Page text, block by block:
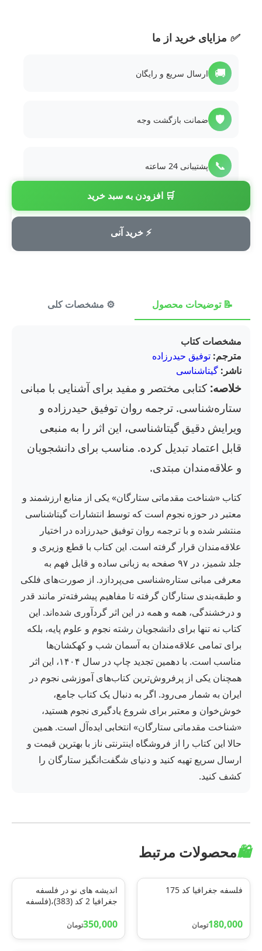
🛒 افزودن به سبد خرید
⚡ خرید آنی
✅ مزایای خرید از ما
🚚 ارسال سریع و رایگان
🛡️ ضمانت بازگشت وجه
📞 پشتیبانی 24 ساعته
💳 پرداخت امن
📝 توضیحات محصول ⚙️ مشخصات کلی
مشخصات کتاب
مترجم: توفیق حیدرزاده
ناشر: گیتاشناسی
خلاصه: کتابی مختصر و مفید برای آشنایی با مبانی
ستاره‌شناسی. ترجمه روان توفیق حیدرزاده و
ویرایش دقیق گیتاشناسی، این اثر را به منبعی
قابل اعتماد تبدیل کرده. مناسب برای دانشجویان
و علاقه‌مندان مبتدی.
کتاب «شناخت مقدماتی ستارگان» یکی از منابع ارزشمند و
معتبر در حوزه نجوم است که توسط انتشارات گیتاشناسی
منتشر شده و با ترجمه روان توفیق حیدرزاده در اختیار
علاقه‌مندان قرار گرفته است. این کتاب با قطع وزیری و
جلد شمیز، در ۹۷ صفحه به زبانی ساده و قابل فهم به
معرفی مبانی ستاره‌شناسی می‌پردازد. از صورت‌های فلکی
و طبقه‌بندی ستارگان گرفته تا مفاهیم پیشرفته‌تر مانند قدر
و درخشندگی، همه و همه در این اثر گردآوری شده‌اند. این
کتاب نه تنها برای دانشجویان رشته نجوم و علوم پایه، بلکه
برای تمامی علاقه‌مندان به آسمان شب و کهکشان‌ها
مناسب است. با دهمین تجدید چاپ در سال ۱۴۰۴، این اثر
همچنان یکی از پرفروش‌ترین کتاب‌های آموزشی نجوم در
ایران به شمار می‌رود. اگر به دنبال یک کتاب جامع،
خوش‌خوان و معتبر برای شروع یادگیری نجوم هستید،
«شناخت مقدماتی ستارگان» انتخابی ایده‌آل است. همین
حالا این کتاب را از فروشگاه اینترنتی ناز با بهترین قیمت و
ارسال سریع تهیه کنید و دنیای شگفت‌انگیز ستارگان را
کشف کنید.
🛍️محصولات مرتبط
فلسفه جغرافیا کد 175
180,000تومان
اندیشه های نو در فلسفه
جغرافیا 2 کد (383)،(فلسفه
جغرافیایی)
350,000تومان